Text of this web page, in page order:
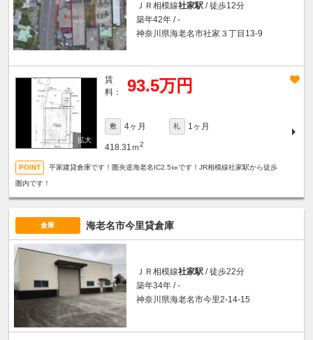
ＪＲ相模線社家駅 / 徒歩12分
築年42年 / -
神奈川県海老名市社家３丁目13-9
賃
料：
93.5万円
敷 4ヶ月 礼 1ヶ月
418.31ｍ2
平家建貸倉庫です！圏央道海老名IC2.5㎞です！JR相模線社家駅から徒歩
圏内です！
倉庫 海老名市今里貸倉庫
ＪＲ相模線社家駅 / 徒歩22分
築年34年 / -
神奈川県海老名市今里2-14-15